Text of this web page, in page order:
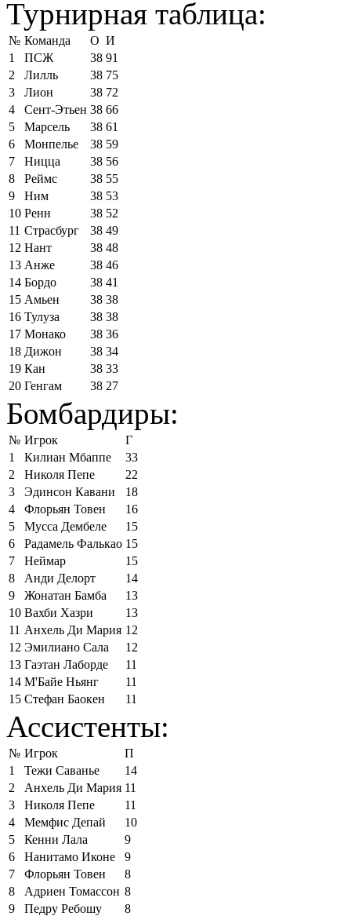
Турнирная таблица:
№ Команда О И
1
ПСЖ 38 91
2
Лилль 38 75
3
Лион 38 72
4
Сент-Этьен 38 66
5
Марсель 38 61
6
Монпелье 38 59
7
Ницца 38 56
8
Реймс 38 55
9
Ним 38 53
10 Ренн 38 52
11 Страсбург 38 49
12 Нант 38 48
13 Анже 38 46
14 Бордо 38 41
15 Амьен 38 38
16 Тулуза 38 38
17 Монако 38 36
18 Дижон 38 34
19 Кан 38 33
20 Генгам 38 27
Бомбардиры:
№ Игрок
Г
1
Килиан Мбаппе
33
2
Николя Пепе
22
3
Эдинсон Кавани
18
4
Флорьян Товен
16
5
Мусса Дембеле
15
6
Радамель Фалькао 15
7
Неймар
15
8
Анди Делорт
14
9
Жонатан Бамба
13
10 Вахби Хазри
13
11 Анхель Ди Мария 12
12 Эмилиано Сала
12
13 Гаэтан Лаборде
11
14 М'Байе Ньянг
11
15 Стефан Баокен 11
Ассистенты:
№ Игрок
П
1
Тежи Саванье
14
2
Анхель Ди Мария 11
3
Николя Пепе
11
4
Мемфис Депай
10
5
Кенни Лала
9
6
Нанитамо Иконе
9
7
Флорьян Товен
8
8
Адриен Томассон 8
9
Педру Ребошу
8